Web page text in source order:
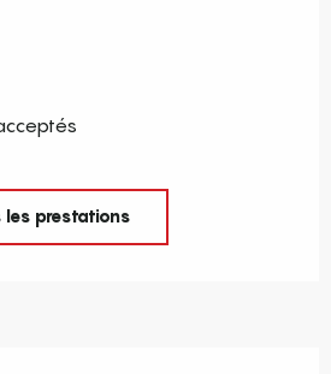
les prestations